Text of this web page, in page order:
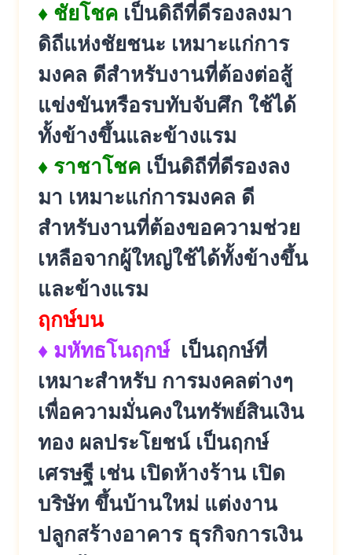
♦ ชัยโชค เป็นดิถีที่ดีรองลงมา
ดิถีแห่งชัยชนะ เหมาะแก่การ
มงคล ดีสำหรับงานที่ต้องต่อสู้
แข่งขันหรือรบทับจับศึก ใช้ได้
ทั้งข้างขึ้นและข้างแรม
♦ ราชาโชค เป็นดิถีที่ดีรองลง
มา เหมาะแก่การมงคล ดี
สำหรับงานที่ต้องขอความช่วย
เหลือจากผู้ใหญ่ใช้ได้ทั้งข้างขึ้น
และข้างแรม
ฤกษ์บน
♦ มหัทธโนฤกษ์ เป็นฤกษ์ที่
เหมาะสำหรับ การมงคลต่างๆ
เพื่อความมั่นคงในทรัพย์สินเงิน
ทอง ผลประโยชน์ เป็นฤกษ์
เศรษฐี เช่น เปิดห้างร้าน เปิด
บริษัท ขึ้นบ้านใหม่ แต่งงาน
ปลูกสร้างอาคาร ธุรกิจการเงิน